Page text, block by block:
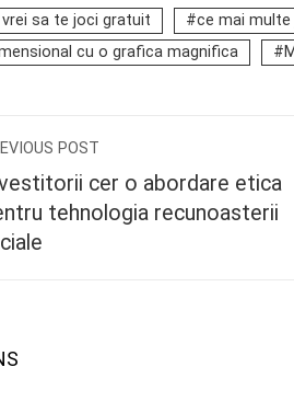
sa te joci gratuit ce mai
cu o grafica magnifica
POST
cer o abordare etica
tehnologia recunoasterii